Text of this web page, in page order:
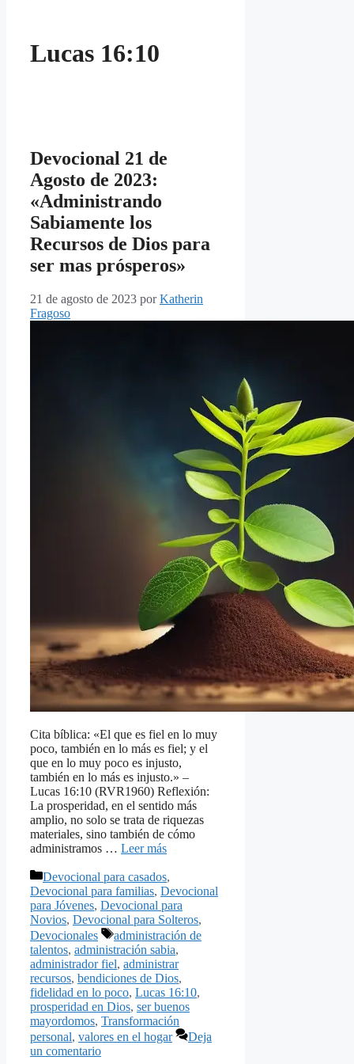
Lucas 16:10
Devocional 21 de
Agosto de 2023:
«Administrando
Sabiamente los
Recursos de Dios para
ser mas prósperos»
21 de agosto de 2023 porKatherin
Fragoso
Cita bíblica: «El que es fiel en lo muy
poco, también en lo más es fiel; y el
que en lo muy poco es injusto,
también en lo más es injusto.» –
Lucas 16:10 (RVR1960) Reflexión:
La prosperidad, en el sentido más
amplio, no solo se trata de riquezas
materiales, sino también de cómo
administramos … Leer más
Categorías
Devocional para casados,
Devocional para familias, Devocional
para Jóvenes, Devocional para
Novios, Devocional para Solteros,
Devocionales
Etiquetas
administración de
talentos, administración sabia,
administrador fiel, administrar
recursos, bendiciones de Dios,
fidelidad en lo poco, Lucas 16:10,
prosperidad en Dios, ser buenos
mayordomos, Transformación
personal, valores en el hogar
Deja
un comentario